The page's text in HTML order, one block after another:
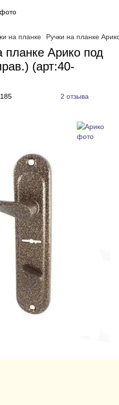
на планке Ручки на планке
планке Арико под
(арт:40-
2 отзыва